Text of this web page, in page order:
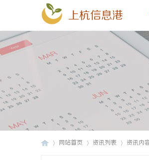
上杭信息港
网站首页 资讯列表 资讯内